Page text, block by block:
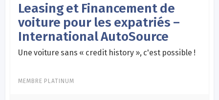
Leasing et Financement de
voiture pour les expatriés –
International AutoSource
Une voiture sans « credit history », c'est possible !
MEMBRE PLATINUM